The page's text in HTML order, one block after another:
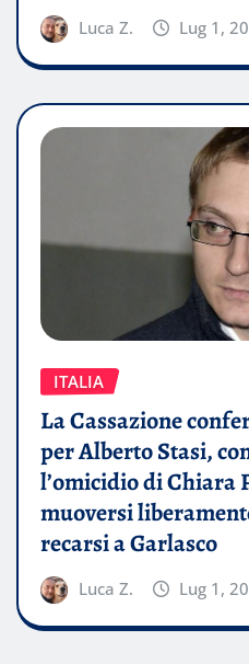
Luca Z. Lug 1,
ITALIA
La Cassazione
per Alberto Stasi,
l’omicidio di Chiara
muoversi
recarsi a Garlasco
Luca Z. Lug 1,